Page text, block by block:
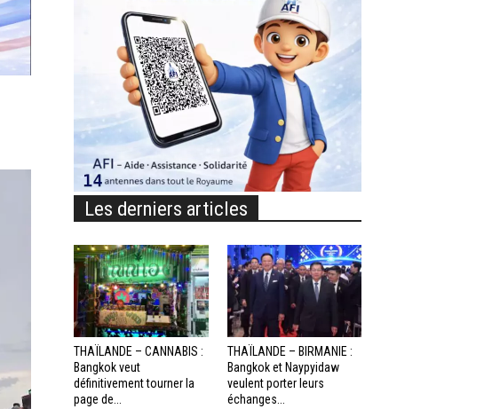
Les derniers articles
THAÏLANDE – CANNABIS :
Bangkok veut
définitivement tourner la
page de...
THAÏLANDE – BIRMANIE :
Bangkok et Naypyidaw
veulent porter leurs
échanges...